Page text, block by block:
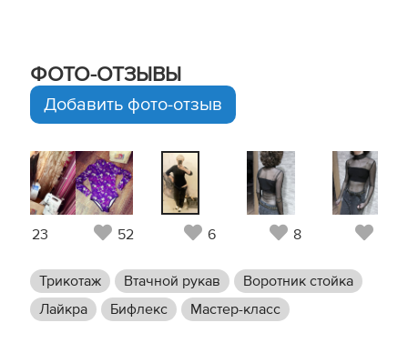
ФОТО-ОТЗЫВЫ
Добавить фото-отзыв
23 52 6 8
Трикотаж Втачной рукав
Воротник стойка
Лайкра
Бифлекс Мастер-класс